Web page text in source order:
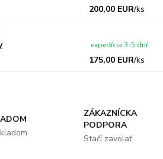
200,00 EUR/ks
175,00 EUR/ks
expedícia 3-5 dní
ZÁKAZNÍCKA
PODPORA
Stačí zavolať